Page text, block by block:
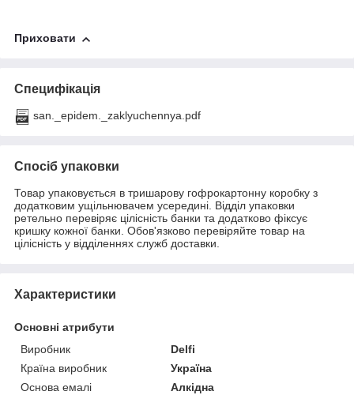
Приховати
Специфікація
san._epidem._zaklyuchennya.pdf
Спосіб упаковки
Товар упаковується в тришарову гофрокартонну коробку з
додатковим ущільнювачем усередині. Відділ упаковки
ретельно перевіряє цілісність банки та додатково фіксує
кришку кожної банки. Обов'язково перевіряйте товар на
цілісність у відділеннях служб доставки.
Характеристики
Основні атрибути
Виробник
Delfi
Країна виробник
Україна
Основа емалі
Алкідна